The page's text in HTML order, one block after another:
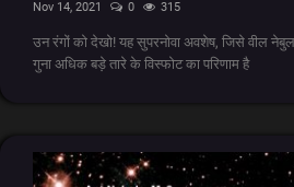
Nov 14, 2021 0 315
उन रंगों को देखो! यह सुपरनोवा अवशेष, जिसे वील
गुना अधिक बड़े तारे के विस्फोट का परिणाम है